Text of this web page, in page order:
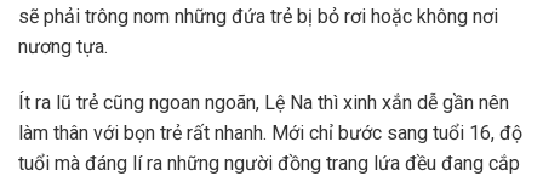
sẽ phải trông nom những đứa trẻ bị bỏ rơi hoặc không nơi
nương tựa.
Ít ra lũ trẻ cũng ngoan ngoãn, Lệ Na thì xinh xắn dễ gần nên
làm thân với bọn trẻ rất nhanh. Mới chỉ bước sang tuổi 16, độ
tuổi mà đáng lí ra những người đồng trang lứa đều đang cắp